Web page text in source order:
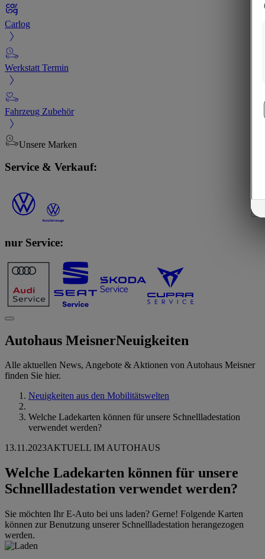
Carlog
Werkstatt Termin
Fahrzeug Zubehör
Unsere Marken
Service & Verkauf:
nur Service:
Autohaus MeisnerNeuigkeiten
Alle aktuellen News, Angebote & Aktionen von Autohaus Meisner
finden Sie hier.
Neuigkeiten aus den Mobilitätswelten
Welche Ladekarten können für unsere Schnellladestation
verwendet werden?
13.11.2023AKTUELL IM AUTOHAUS
Welche Ladekarten können für unsere
Schnellladestation verwendet werden?
Sie möchten Ihr E-Auto bei uns laden? Gerne! Folgende Karten
können zur Benutzung unserer Schnellladestation herangezogen
werden.